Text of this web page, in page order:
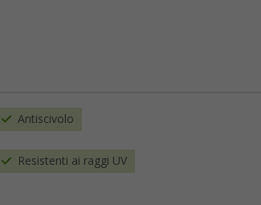
Antiscivolo
Resistenti ai raggi UV